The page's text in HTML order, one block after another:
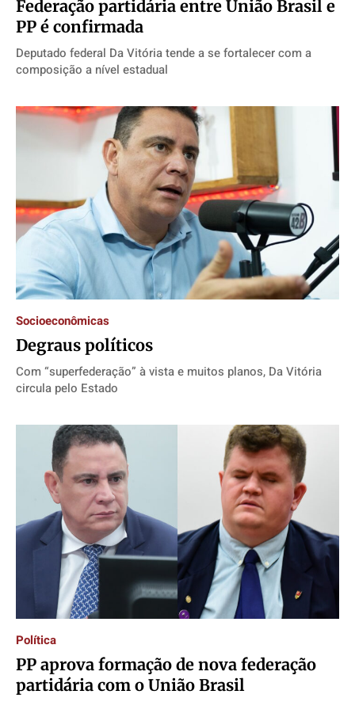
Federação partidária entre União Brasil e
PP é confirmada
Deputado federal Da Vitória tende a se fortalecer com a
composição a nível estadual
Socioeconômicas
Degraus políticos
Com “superfederação” à vista e muitos planos, Da Vitória
circula pelo Estado
Política
PP aprova formação de nova federação
partidária com o União Brasil